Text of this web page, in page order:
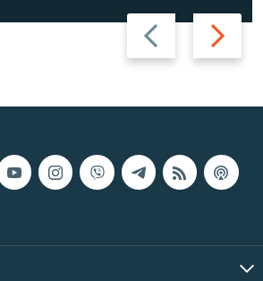
Назад Вперед